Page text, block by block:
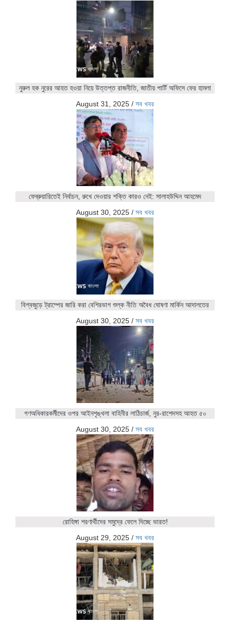
নুরুল হক নুরের আহত হওয়া নিয়ে উত্তপ্ত রাজনীতি, জাতীয় পার্টি অফিসে ফের হামলা
August 31, 2025 / সব খবর
ফেব্রুয়ারিতেই নির্বাচন, রুখে দেওয়ার শক্তি কারও নেই: সালাহউদ্দিন আহমেদ
August 30, 2025 / সব খবর
বিশ্বজুড়ে ট্রাম্পের জারি করা বেশিরভাগ শুল্ক নীতি অবৈধ ঘোষণা মার্কিন আদালতের
August 30, 2025 / সব খবর
গণঅধিকারকর্মীদের ওপর আইনশৃঙ্খলা বাহিনীর লাঠিচার্জ, নুর-রাশেদসহ আহত ৫০
August 30, 2025 / সব খবর
রোহিঙ্গা শরণার্থীদের সমুদ্রে ফেলে দিচ্ছে ভারত!
August 29, 2025 / সব খবর